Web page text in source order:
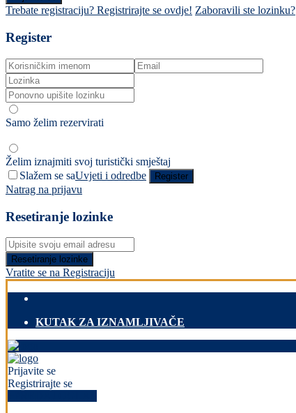
Trebate registraciju? Registrirajte se ovdje! Zaboravili ste lozinku?
Register
Samo želim rezervirati
Želim iznajmiti svoj turistički smještaj
Slažem se saUvjeti i odredbe Register
Natrag na prijavu
Resetiranje lozinke
Resetiranje lozinke
Vratite se na Registraciju
KUTAK ZA IZNAMLJIVAČE
Prijavite se
Registrirajte se